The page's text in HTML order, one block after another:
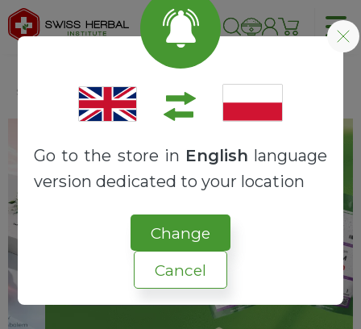
Go to the store in English language
version dedicated to your location
Change
Cancel
Strona główna Zdrowotne Mięśnie